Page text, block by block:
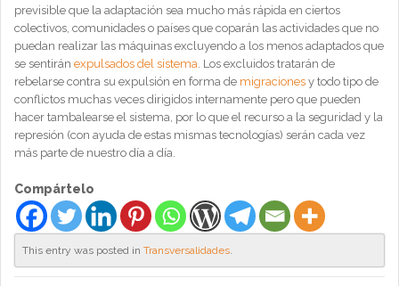
previsible que la adaptación sea mucho más rápida en ciertos
colectivos, comunidades o países que coparán las actividades que no
puedan realizar las máquinas excluyendo a los menos adaptados que
se sentirán expulsados del sistema. Los excluidos tratarán de
rebelarse contra su expulsión en forma de migraciones y todo tipo de
conflictos muchas veces dirigidos internamente pero que pueden
hacer tambalearse el sistema, por lo que el recurso a la seguridad y la
represión (con ayuda de estas mismas tecnologías) serán cada vez
más parte de nuestro día a día.
Compártelo
This entry was posted in Transversalidades.